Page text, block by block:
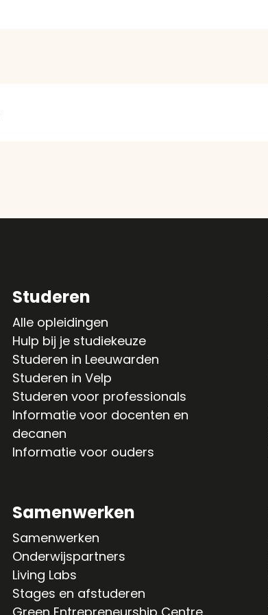
Studeren
Alle opleidingen
Hulp bij je studiekeuze
Studeren in Leeuwarden
Studeren in Velp
Studeren voor professionals
Informatie voor docenten en
decanen
Informatie voor ouders
Samenwerken
Samenwerken
Onderwijspartners
Living Labs
Stages en afstuderen